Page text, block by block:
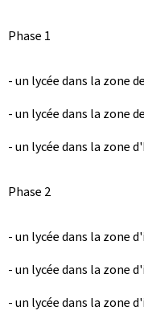
Phase 1
- un lycée dans la zone
- un lycée dans la zone
- un lycée dans la zone
Phase 2
- un lycée dans la zone
- un lycée dans la zone
- un lycée dans la zone